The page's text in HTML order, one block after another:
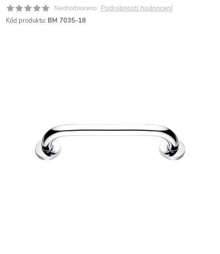
Neohodnoceno Podrobnosti hodnocení
Kód produktu: BM 7035-18